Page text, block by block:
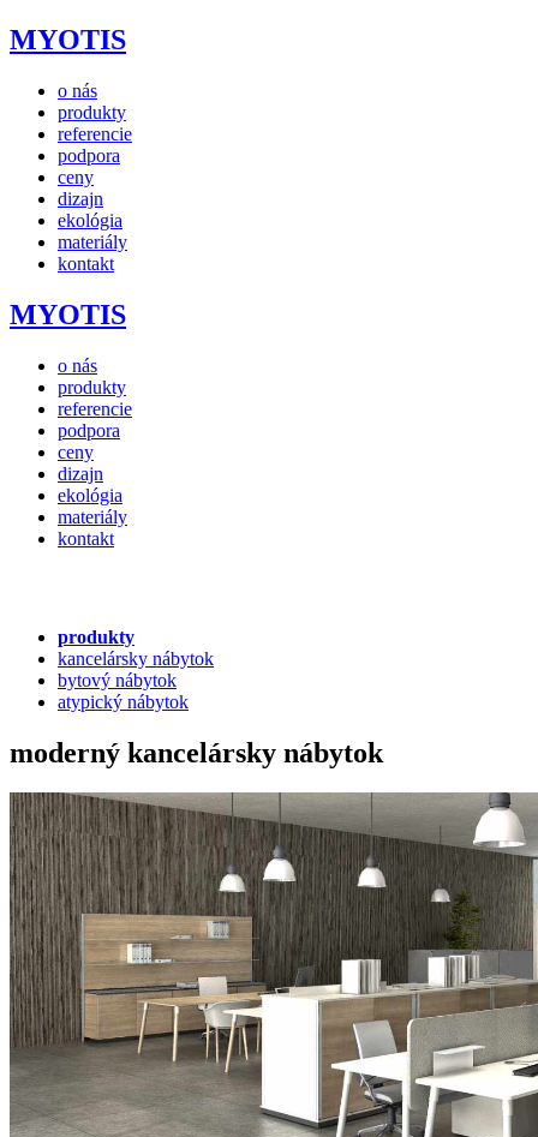
MYOTIS
o nás
produkty
referencie
podpora
ceny
dizajn
ekológia
materiály
kontakt
MYOTIS
o nás
produkty
referencie
podpora
ceny
dizajn
ekológia
materiály
kontakt
produkty
kancelársky nábytok
bytový nábytok
atypický nábytok
moderný kancelársky nábytok